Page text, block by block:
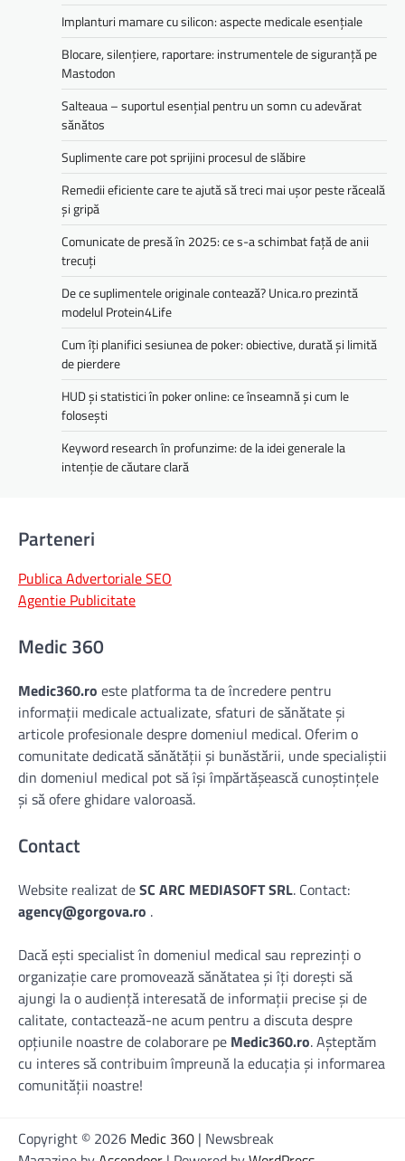
Implanturi mamare cu silicon: aspecte medicale esențiale
Blocare, silențiere, raportare: instrumentele de siguranță pe
Mastodon
Salteaua – suportul esențial pentru un somn cu adevărat
sănătos
Suplimente care pot sprijini procesul de slăbire
Remedii eficiente care te ajută să treci mai ușor peste răceală
și gripă
Comunicate de presă în 2025: ce s-a schimbat față de anii
trecuți
De ce suplimentele originale contează? Unica.ro prezintă
modelul Protein4Life
Cum îți planifici sesiunea de poker: obiective, durată și limită
de pierdere
HUD și statistici în poker online: ce înseamnă și cum le
folosești
Keyword research în profunzime: de la idei generale la
intenție de căutare clară
Parteneri
Publica Advertoriale SEO
Agentie Publicitate
Medic 360
Medic360.ro este platforma ta de încredere pentru
informații medicale actualizate, sfaturi de sănătate și
articole profesionale despre domeniul medical. Oferim o
comunitate dedicată sănătății și bunăstării, unde specialiștii
din domeniul medical pot să își împărtășească cunoștințele
și să ofere ghidare valoroasă.
Contact
Website realizat deSC ARC MEDIASOFT SRL. Contact:
agency@gorgova.ro .
Dacă ești specialist în domeniul medical sau reprezinți o
organizație care promovează sănătatea și îți dorești să
ajungi la o audiență interesată de informații precise și de
calitate, contactează-ne acum pentru a discuta despre
opțiunile noastre de colaborare pe Medic360.ro. Așteptăm
cu interes să contribuim împreună la educația și informarea
comunității noastre!
Copyright © 2026 Medic 360 | Newsbreak